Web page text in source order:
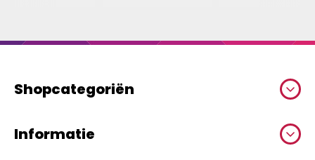
Shopcategoriën
Informatie